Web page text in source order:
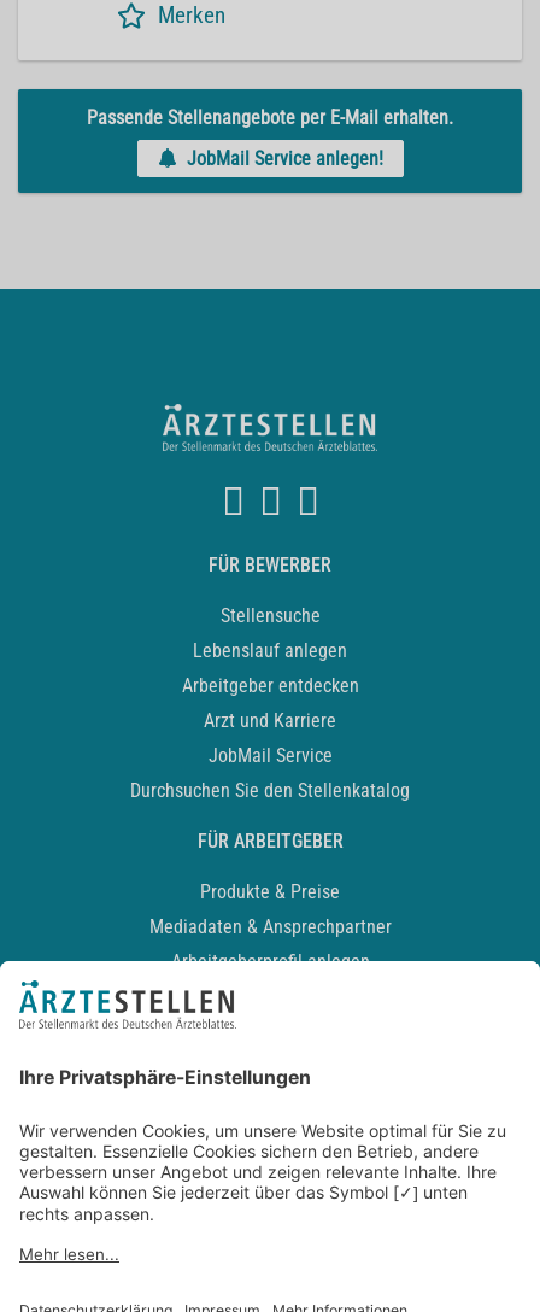
Merken
Passende Stellenangebote per E-Mail erhalten.
JobMail Service anlegen!
FÜR BEWERBER
Stellensuche
Lebenslauf anlegen
Arbeitgeber entdecken
Arzt und Karriere
JobMail Service
Durchsuchen Sie den Stellenkatalog
FÜR ARBEITGEBER
Produkte & Preise
Mediadaten & Ansprechpartner
Arbeitgeberprofil anlegen
Recruiting-Podcast
Kontakt
Datenschutz
Newsletter